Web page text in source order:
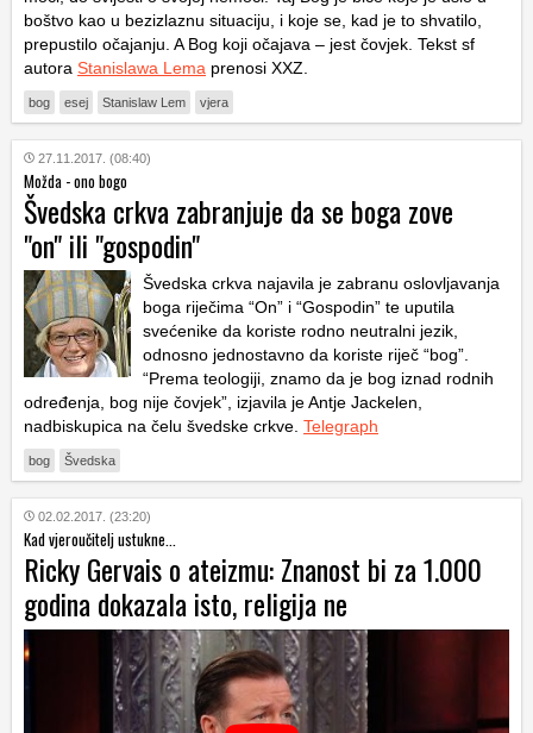
boštvo kao u bezizlaznu situaciju, i koje se, kad je to shvatilo,
prepustilo očajanju. A Bog koji očajava – jest čovjek. Tekst sf
autora Stanislawa Lema prenosi XXZ.
bog esej Stanislaw Lem vjera
27.11.2017. (08:40)
Možda - ono bogo
Švedska crkva zabranjuje da se boga zove
"on" ili "gospodin"
Švedska crkva najavila je zabranu oslovljavanja
boga riječima “On” i “Gospodin” te uputila
svećenike da koriste rodno neutralni jezik,
odnosno jednostavno da koriste riječ “bog”.
“Prema teologiji, znamo da je bog iznad rodnih
određenja, bog nije čovjek”, izjavila je Antje Jackelen,
nadbiskupica na čelu švedske crkve. Telegraph
bog Švedska
02.02.2017. (23:20)
Kad vjeroučitelj ustukne...
Ricky Gervais o ateizmu: Znanost bi za 1.000
godina dokazala isto, religija ne